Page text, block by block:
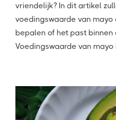
vriendelijk? In dit artikel
voedingswaarde van mayo
bepalen of het past binnen
Voedingswaarde van mayo